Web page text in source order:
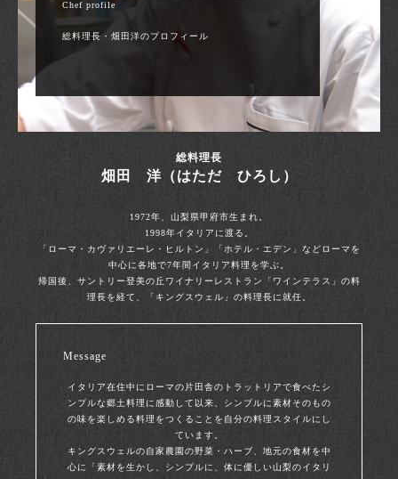
Chef profile
総料理長・畑田洋のプロフィール
総料理長
畑田 洋（はただ ひろし）
1972年、山梨県甲府市生まれ。
1998年イタリアに渡る。
「ローマ・カヴァリエーレ・ヒルトン」「ホテル・エデン」などローマを
中心に各地で7年間イタリア料理を学ぶ。
帰国後、サントリー登美の丘ワイナリーレストラン「ワインテラス」の料
理長を経て、「キングスウェル」の料理長に就任。
Message
イタリア在住中にローマの片田舎のトラットリアで食べたシ
ンプルな郷土料理に感動して以来、シンプルに素材そのもの
の味を楽しめる料理をつくることを自分の料理スタイルにし
ています。
キングスウェルの自家農園の野菜・ハーブ、地元の食材を中
心に「素材を生かし、シンプルに、体に優しい山梨のイタリ